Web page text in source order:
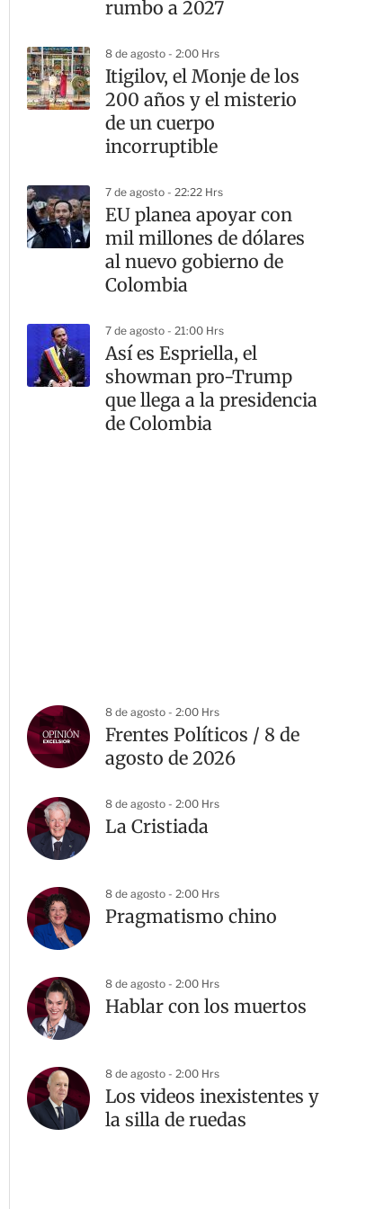
rumbo a 2027
8 de agosto - 2:00 Hrs
Itigilov, el Monje de los
200 años y el misterio
de un cuerpo
incorruptible
7 de agosto - 22:22 Hrs
EU planea apoyar con
mil millones de dólares
al nuevo gobierno de
Colombia
7 de agosto - 21:00 Hrs
Así es Espriella, el
showman pro-Trump
que llega a la presidencia
de Colombia
8 de agosto - 2:00 Hrs
Frentes Políticos / 8 de
agosto de 2026
8 de agosto - 2:00 Hrs
La Cristiada
8 de agosto - 2:00 Hrs
Pragmatismo chino
8 de agosto - 2:00 Hrs
Hablar con los muertos
8 de agosto - 2:00 Hrs
Los videos inexistentes y
la silla de ruedas